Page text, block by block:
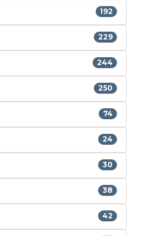
192
229
244
250
74
24
30
38
42